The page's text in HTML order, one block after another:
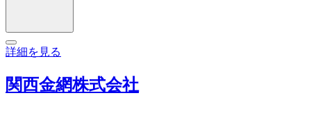
詳細を見る
関西金網株式会社